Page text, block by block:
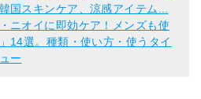
国スキンケア、涼感アイテム...
ニオイに即効ケア！メンズも使
14選。種類・使い方・使うタイ
ー